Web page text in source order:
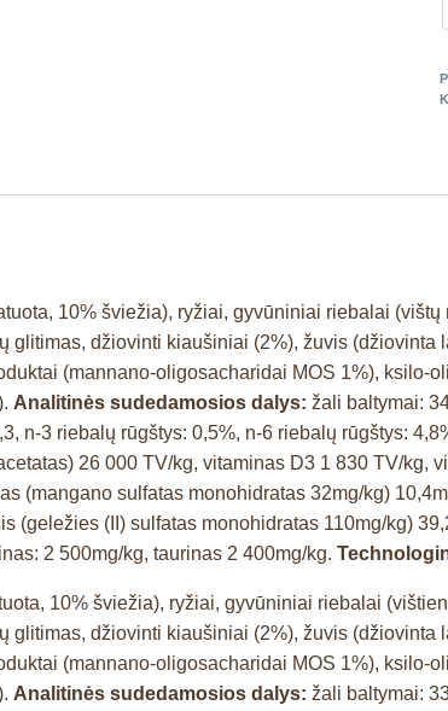
10% šviežia), ryžiai, gyvūniniai riebalai
glitimas, džiovinti kiaušiniai (2%), žuvis
(mannano-oligosacharidai MOS 1%), ksilo-
Analitinės sudedamosios dalys: žali baltymai:
n-3 riebalų rūgštys: 0,5%, n-6 riebalų rūgštys:
26 000 TV/kg, vitaminas D3 1 830 TV/kg,
(mangano sulfatas monohidratas 32mg/kg)
(geležies (II) sulfatas monohidratas 110mg/kg)
2 500mg/kg, taurinas 2 400mg/kg.
10% šviežia), ryžiai, gyvūniniai riebalai
glitimas, džiovinti kiaušiniai (2%), žuvis
(mannano-oligosacharidai MOS 1%), ksilo-
Analitinės sudedamosios dalys: žali baltymai: